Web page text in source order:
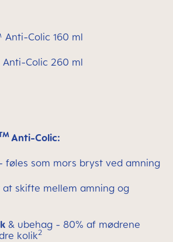
Colic 160 ml
Colic 260 ml
Anti-Colic:
føles som mors bryst ved amning
skifte mellem amning og
& ubehag - 80% af mødrene
kolik2